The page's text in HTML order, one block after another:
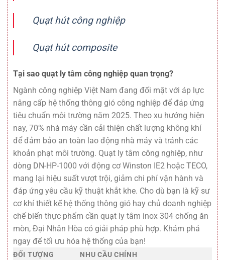
Quạt hút công nghiệp
Quạt hút composite
Tại sao quạt ly tâm công nghiệp quan trọng?
Ngành công nghiệp Việt Nam đang đối mặt với áp lực
nâng cấp hệ thống thông gió công nghiệp để đáp ứng
tiêu chuẩn môi trường năm 2025. Theo xu hướng hiện
nay, 70% nhà máy cần cải thiện chất lượng không khí
để đảm bảo an toàn lao động nhà máy và tránh các
khoản phạt môi trường. Quạt ly tâm công nghiệp, như
dòng DN-HP-1000 với động cơ Winston IE2 hoặc TECO,
mang lại hiệu suất vượt trội, giảm chi phí vận hành và
đáp ứng yêu cầu kỹ thuật khắt khe. Cho dù bạn là kỹ sư
cơ khí thiết kế hệ thống thông gió hay chủ doanh nghiệp
chế biến thực phẩm cần quạt ly tâm inox 304 chống ăn
mòn, Đại Nhân Hòa có giải pháp phù hợp. Khám phá
ngay để tối ưu hóa hệ thống của bạn!
ĐỐI TƯỢNG NHU CẦU CHÍNH